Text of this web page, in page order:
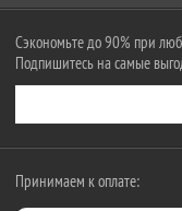
Сэкономьте до 90% при
Подпишитесь на самые
Принимаем к оплате: